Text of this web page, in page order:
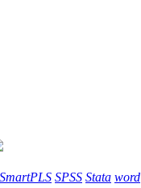
SmartPLS SPSS Stata word